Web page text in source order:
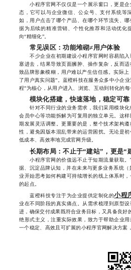
小程序官网不仅仅是一个展示窗口，更是企
态，它可以与企业微信、公众号、支付系统等
如，用户点击了哪个产品、在哪个环节流失、
据为后续的精准营销、个性化推荐和活动优化
向“精细化”。
常见误区：功能堆砌≠用户体验
不少企业在初期建设小程序官网时容易陷入
塞进去，结果导致页面臃肿、操作复杂，反而
致品牌形象模糊，用户难以产生信任感。实际
了用户真实问题”。蓝橙科技在服务众多中小企
程”为核心，从用户进入、浏览、互动到转化的
模块化搭建，快速落地，稳定可靠
针对不同行业的业务需求，我们采用模块化
会员中心等功能拆解为可复用的独立单元。这
期发展灵活调整。更重要的是，整个技术架构
性，避免因版本混乱带来的运营困扰。无论是
低成本、高效率地完成官网升级。
长期布局：不止于“建站”，更是“
小程序官网的价值远不止于短期流量获取。
据、沉淀品牌认知，并在未来与更多业务系统
业开始思考如何构建可持续增长的线上体系时
的起点。
蓝橙科技专注于为企业提供定制化的小程
业在不同阶段的真实痛点。从需求梳理到原型
进，确保交付成果既符合业务目标，又具备良好
绝形式主义，注重实际效果，致力于帮助企业
一个稳定、高效且可扩展的小程序官网解决方案